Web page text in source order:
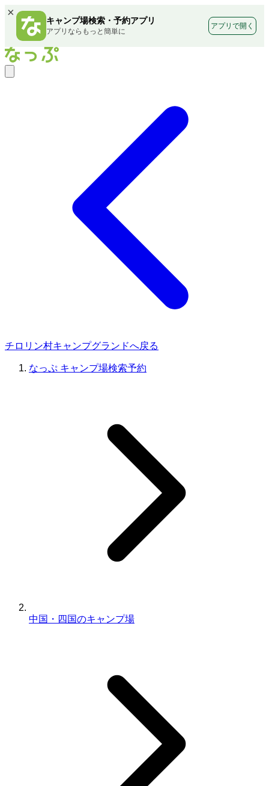
×
キャンプ場検索・予約アプリ
アプリならもっと簡単に
アプリで開く
チロリン村キャンプグランドへ戻る
なっぷ キャンプ場検索予約
中国・四国のキャンプ場